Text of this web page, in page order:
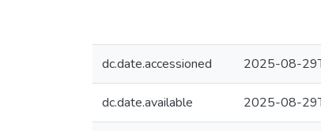
dc.date.accessioned 2025-08-
dc.date.available 2025-08-